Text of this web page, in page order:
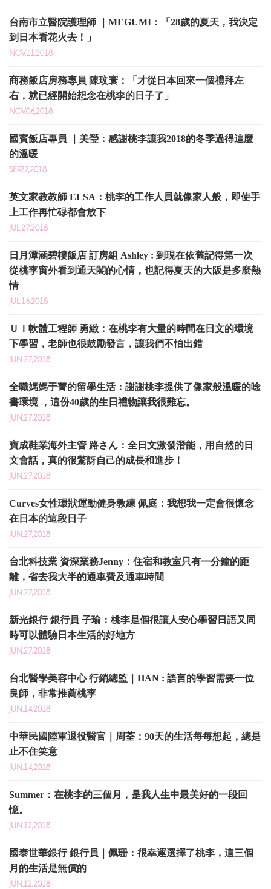
台南市立醫院護理師 ｜MEGUMI：「28歲的夏天，我決定
到日本看花火去！」
NOV.11,2018
商務飯店房務專員 陳玟寰：「才從日本回來一個禮拜左
右，就已經開始想念在桃李的日子了」
NOV.06,2018
國賓飯店專員 ｜美瑩：感謝桃李讓我2018的冬季過得這麼
的溫暖
SEP.27,2018
英文家教教師 ELSA：桃李的工作人員就像家人般，即使手
上工作再忙碌都會放下
JUL.27,2018
日月潭涵碧樓飯店 訂房組 Ashley : 到現在依舊記得第一次
從桃李窗外看到通天閣的心情，也記得夏天的大阪是多麼熱
情
JUL.16,2018
ＵＩ軟體工程師 勇緻：在桃李有大量的時間在日文的環境
下學習，老師也很鼓勵發言，讓我們不怕出錯
JUN.27,2018
全職媽媽于菁的留學生活：謝謝桃李提供了像家般溫暖的唸
書環境 ，這份40歲的生日禮物讓我很難忘。
JUN.27,2018
寶成鞋業海外主管 路さん：全日文激發潛能，用自然的日
文會話，真的很驚訝自己的成長和進步！
JUN.27,2018
Curves女性環狀運動健身教練 佩庭：我想我一定會很懷念
在日本的這段日子
JUN.27,2018
台北科技業 資深業務Jenny：住宿和教室只有一分鐘的距
離，省去我大半的通車費及通車時間
JUN.27,2018
新光銀行 銀行員 子瑜：桃李是個很讓人安心學習日語又同
時可以體驗日本生活的好地方
JUN.27,2018
台北醫學美容中心 行銷總監｜HAN : 語言的學習需要一位
良師，非常推薦桃李
JUN.14,2018
中華民國陸軍退役醫官｜周荃：90天的生活每每想起，總是
止不住笑意
JUN.14,2018
Summer：在桃李的三個月，是我人生中最美好的一段回
憶。
JUN.12,2018
國泰世華銀行 銀行員｜佩珊：很幸運選擇了桃李，這三個
月的生活是無價的
JUN.12,2018